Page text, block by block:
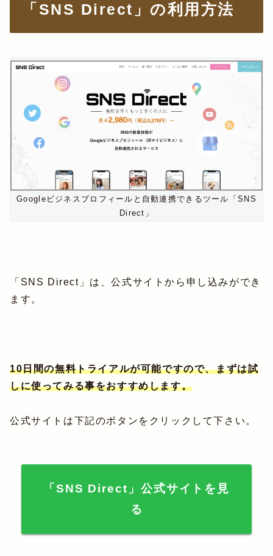
「SNS Direct」の利用方法
Googleビジネスプロフィールと自動連携できるツール「SNS
Direct」
「SNS Direct」は、公式サイトから申し込みができ
ます。
10日間の無料トライアルが可能ですので、まずは試
しに使ってみる事をおすすめします。
公式サイトは下記のボタンをクリックして下さい。
「SNS Direct」公式サイトを見
る